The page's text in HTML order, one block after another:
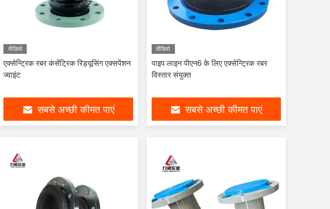
वीडियो
एक्सेन्ट्रिक रबर कंसेंट्रिक रिड्यूसिंग एक्सपेंशन
ज्वाइंट
सबसे अच्छी कीमत पाएं
वीडियो
पाइप लाइन पीएन6 के लिए एक्सेन्ट्रिक रबर
विस्तार संयुक्त
सबसे अच्छी कीमत पाएं